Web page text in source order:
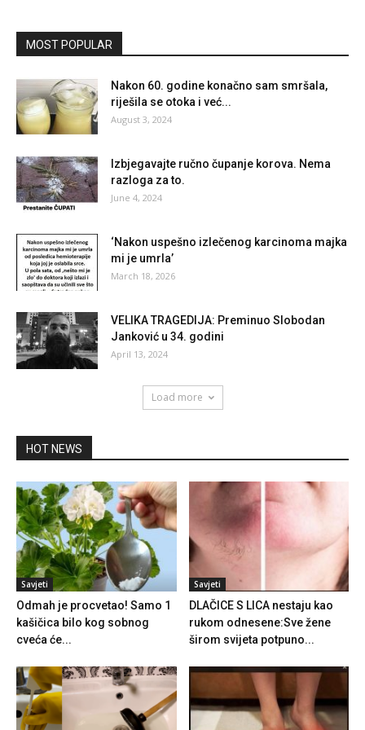
MOST POPULAR
Nakon 60. godine konačno sam smršala,
riješila se otoka i već...
August 3, 2024
Izbjegavajte ručno čupanje korova. Nema
razloga za to.
June 4, 2024
‘Nakon uspešno izlečenog karcinoma majka
mi je umrla’
March 18, 2026
VELIKA TRAGEDIJA: Preminuo Slobodan
Janković u 34. godini
April 13, 2024
Load more
HOT NEWS
Savjeti
Odmah je procvetao! Samo 1
kašičica bilo kog sobnog
cveća će...
Savjeti
DLAČICE S LICA nestaju kao
rukom odnesene:Sve žene
širom svijeta potpuno...